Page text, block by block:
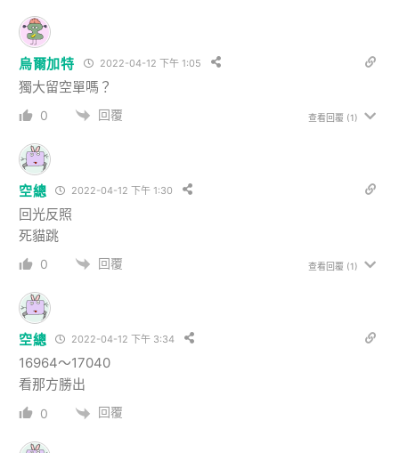
烏爾加特 2022-04-12 下午 1:05
獨大留空單嗎？
0 回覆 查看回覆 (1)
空總 2022-04-12 下午 1:30
回光反照
死貓跳
0 回覆 查看回覆 (1)
空總 2022-04-12 下午 3:34
16964～17040
看那方勝出
0 回覆